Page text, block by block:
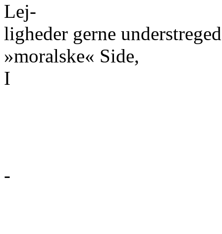
Lej-
ligheder gerne
»moralske« Side,
I
-